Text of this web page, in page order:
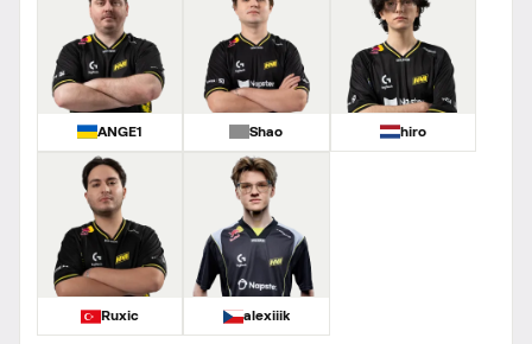
ANGE1 Shao hiro
Ruxic alexiiik